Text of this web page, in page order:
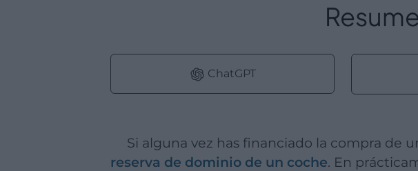
ChatGPT
Si alguna vez has financiado la compra de
reserva de dominio de un coche. En